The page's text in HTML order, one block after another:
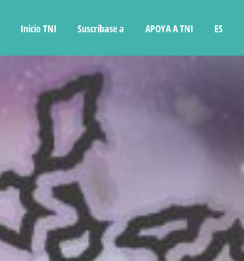
Inicio TNI Suscríbase a APOYA A TNI ES